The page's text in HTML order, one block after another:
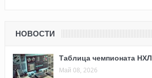
НОВОСТИ
Таблица чемпионата НХЛ
Май 08, 2026